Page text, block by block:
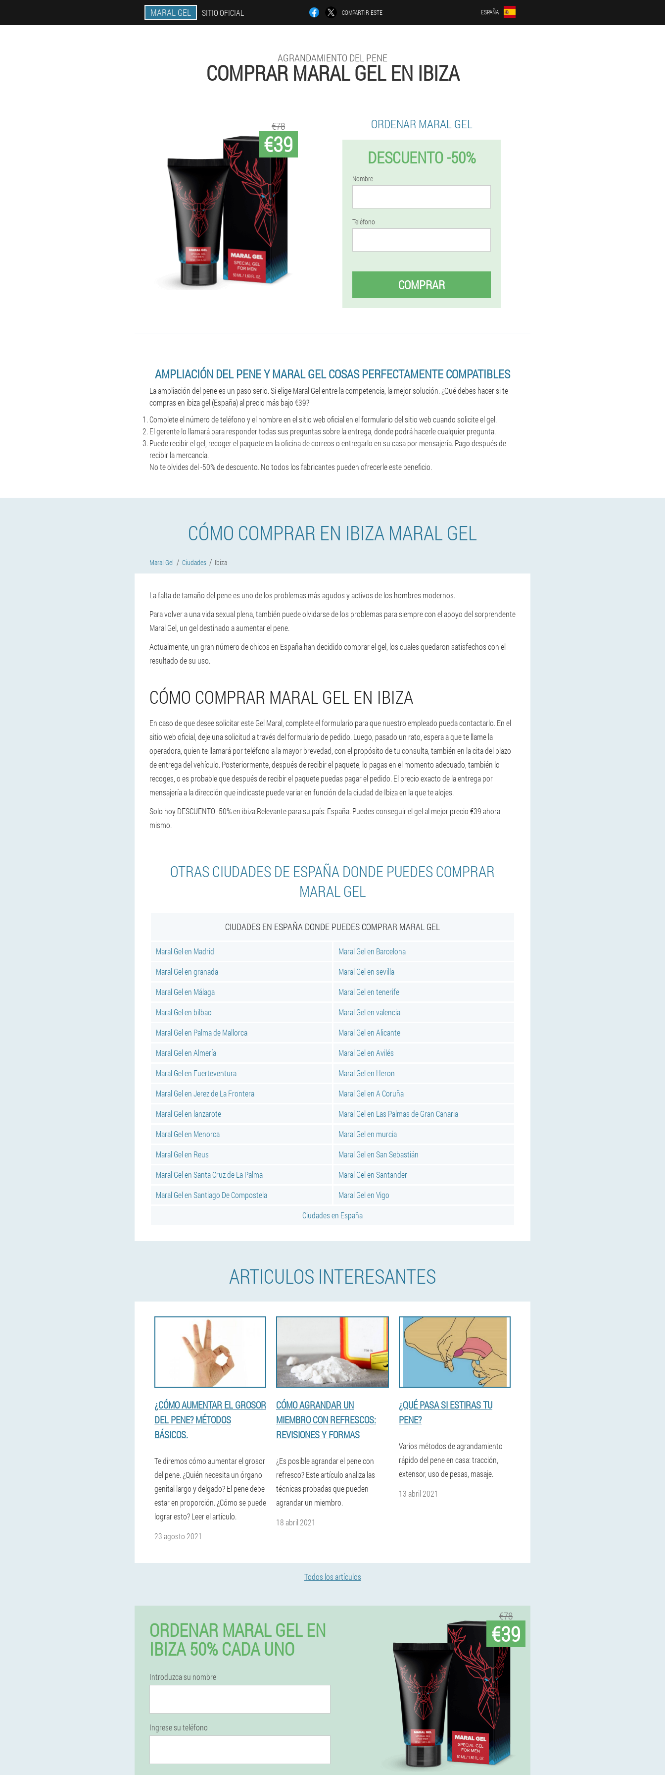
MARAL GEL SITIO OFICIAL COMPARTIR ESTE ESPAÑA
AGRANDAMIENTO DEL PENE
COMPRAR MARAL GEL EN IBIZA
€39
€78 ORDENAR MARAL GEL
DESCUENTO -50%
Nombre
Teléfono
COMPRAR
AMPLIACIÓN DEL PENE Y MARAL GEL COSAS PERFECTAMENTE COMPATIBLES
La ampliación del pene es un paso serio. Si elige Maral Gel entre la competencia, la mejor solución. ¿Qué debes hacer si te
compras en ibiza gel (España) al precio más bajo €39?
Complete el número de teléfono y el nombre en el sitio web oficial en el formulario del sitio web cuando solicite el gel.
El gerente lo llamará para responder todas sus preguntas sobre la entrega, donde podrá hacerle cualquier pregunta.
Puede recibir el gel, recoger el paquete en la oficina de correos o entregarlo en su casa por mensajería. Pago después de
recibir la mercancía.
No te olvides del -50% de descuento. No todos los fabricantes pueden ofrecerle este beneficio.
CÓMO COMPRAR EN IBIZA MARAL GEL
Maral Gel Ciudades Ibiza
La falta de tamaño del pene es uno de los problemas más agudos y activos de los hombres modernos.
Para volver a una vida sexual plena, también puede olvidarse de los problemas para siempre con el apoyo del sorprendente
Maral Gel, un gel destinado a aumentar el pene.
Actualmente, un gran número de chicos en España han decidido comprar el gel, los cuales quedaron satisfechos con el
resultado de su uso.
CÓMO COMPRAR MARAL GEL EN IBIZA
En caso de que desee solicitar este Gel Maral, complete el formulario para que nuestro empleado pueda contactarlo. En el
sitio web oficial, deje una solicitud a través del formulario de pedido. Luego, pasado un rato, espera a que te llame la
operadora, quien te llamará por teléfono a la mayor brevedad, con el propósito de tu consulta, también en la cita del plazo
de entrega del vehículo. Posteriormente, después de recibir el paquete, lo pagas en el momento adecuado, también lo
recoges, o es probable que después de recibir el paquete puedas pagar el pedido. El precio exacto de la entrega por
mensajería a la dirección que indicaste puede variar en función de la ciudad de Ibiza en la que te alojes.
Solo hoy DESCUENTO -50% en ibiza.Relevante para su país: España. Puedes conseguir el gel al mejor precio €39 ahora
mismo.
OTRAS CIUDADES DE ESPAÑA DONDE PUEDES COMPRAR
MARAL GEL
CIUDADES EN ESPAÑA DONDE PUEDES COMPRAR MARAL GEL
Maral Gel en Madrid
Maral Gel en Barcelona
Maral Gel en granada
Maral Gel en sevilla
Maral Gel en Málaga
Maral Gel en tenerife
Maral Gel en bilbao
Maral Gel en valencia
Maral Gel en Palma de Mallorca
Maral Gel en Alicante
Maral Gel en Almería
Maral Gel en Avilés
Maral Gel en Fuerteventura
Maral Gel en Heron
Maral Gel en Jerez de La Frontera
Maral Gel en A Coruña
Maral Gel en lanzarote
Maral Gel en Las Palmas de Gran Canaria
Maral Gel en Menorca
Maral Gel en murcia
Maral Gel en Reus
Maral Gel en San Sebastián
Maral Gel en Santa Cruz de La Palma
Maral Gel en Santander
Maral Gel en Santiago De Compostela
Maral Gel en Vigo
Ciudades en España
ARTICULOS INTERESANTES
¿CÓMO AUMENTAR EL GROSOR
DEL PENE? MÉTODOS
BÁSICOS.
Te diremos cómo aumentar el grosor
del pene. ¿Quién necesita un órgano
genital largo y delgado? El pene debe
estar en proporción. ¿Cómo se puede
lograr esto? Leer el artículo.
23 agosto 2021
CÓMO AGRANDAR UN
MIEMBRO CON REFRESCOS:
REVISIONES Y FORMAS
¿Es posible agrandar el pene con
refresco? Este artículo analiza las
técnicas probadas que pueden
agrandar un miembro.
18 abril 2021
¿QUÉ PASA SI ESTIRAS TU
PENE?
Varios métodos de agrandamiento
rápido del pene en casa: tracción,
extensor, uso de pesas, masaje.
13 abril 2021
Todos los artículos
ORDENAR MARAL GEL EN
IBIZA 50% CADA UNO
Introduzca su nombre
Ingrese su teléfono
€78
€39